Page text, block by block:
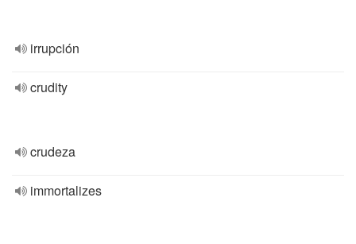
irrupción
crudity
crudeza
immortalizes